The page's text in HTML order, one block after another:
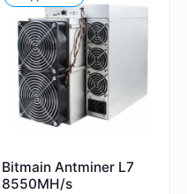
Bitmain Antminer L7
8550MH/s